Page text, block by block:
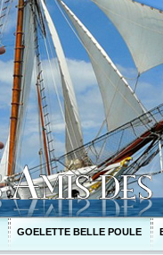
GOELETTE BELLE POULE